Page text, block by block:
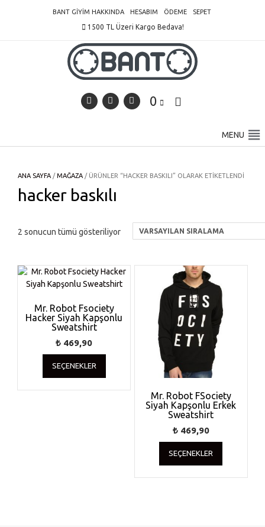
BANT GIYIM HAKKINDA HESABIM ÖDEME SEPET
1500 TL Üzeri Kargo Bedava!
0
MENU
ANA SAYFA /MAĞAZA / ÜRÜNLER “HACKER BASKILI” OLARAK ETIKETLENDI
hacker baskılı
2 sonucun tümü gösteriliyor
Mr. Robot Fsociety
Hacker Siyah Kapşonlu
Sweatshirt
₺ 469,90
SEÇENEKLER
Bu
birden
fazla
varyasyonu
Mr. Robot FSociety
Siyah Kapşonlu Erkek
Sweatshirt
₺469,90
SEÇENEKLER
Bu
birden
fazla